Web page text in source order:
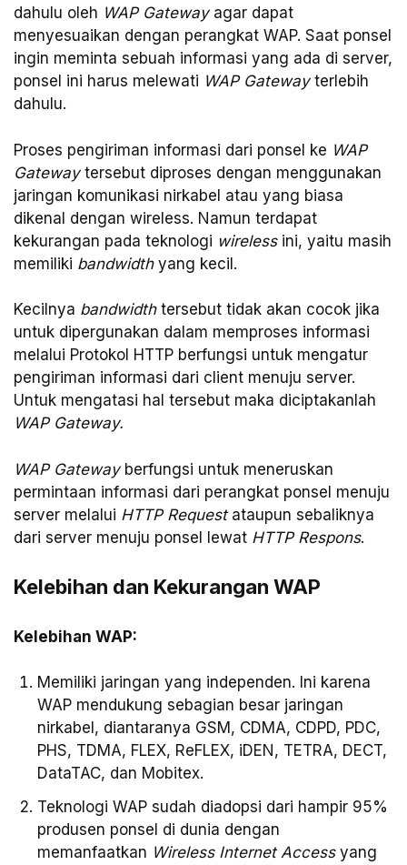
dahulu oleh WAP Gatewayagar dapat
menyesuaikan dengan perangkat WAP. Saat ponsel
ingin meminta sebuah informasi yang ada di server,
ponsel ini harus melewati WAP Gatewayterlebih
dahulu.
Proses pengiriman informasi dari ponsel ke WAP
Gatewaytersebut diproses dengan menggunakan
jaringan komunikasi nirkabel atau yang biasa
dikenal dengan wireless. Namun terdapat
kekurangan pada teknologi wireless ini, yaitu masih
memiliki bandwidth yang kecil.
Kecilnya bandwidth tersebut tidak akan cocok jika
untuk dipergunakan dalam memproses informasi
melalui Protokol HTTP berfungsi untuk mengatur
pengiriman informasi dari client menuju server.
Untuk mengatasi hal tersebut maka diciptakanlah
WAP Gateway.
WAP Gatewayberfungsi untuk meneruskan
permintaan informasi dari perangkat ponsel menuju
server melalui HTTP Requestataupun sebaliknya
dari server menuju ponsel lewat HTTP Respons.
Kelebihan dan Kekurangan WAP
Kelebihan WAP:
Memiliki jaringan yang independen. Ini karena
WAP mendukung sebagian besar jaringan
nirkabel, diantaranya GSM, CDMA, CDPD, PDC,
PHS, TDMA, FLEX, ReFLEX, iDEN, TETRA, DECT,
DataTAC, dan Mobitex.
Teknologi WAP sudah diadopsi dari hampir 95%
produsen ponsel di dunia dengan
memanfaatkan Wireless Internet Access yang